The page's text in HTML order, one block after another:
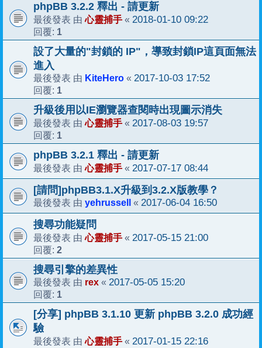
phpBB 3.2.2 釋出 - 請更新
最後發表 由心靈捕手 « 2018-01-10 09:22
回覆: 1
設了大量的"封鎖的 IP"，導致封鎖IP這頁面無法
進入
最後發表 由 KiteHero « 2017-10-03 17:52
回覆: 1
升級後用以IE瀏覽器查閱時出現圖示消失
最後發表 由心靈捕手 « 2017-08-03 19:57
回覆: 1
phpBB 3.2.1 釋出 - 請更新
最後發表 由心靈捕手 « 2017-07-17 08:44
[請問]phpBB3.1.X升級到3.2.X版教學？
最後發表 由 yehrussell « 2017-06-04 16:50
搜尋功能疑問
最後發表 由心靈捕手 « 2017-05-15 21:00
回覆: 2
搜尋引擎的差異性
最後發表 由 rex « 2017-05-05 15:20
回覆: 1
[分享] phpBB 3.1.10 更新 phpBB 3.2.0 成功經
驗
最後發表 由心靈捕手 « 2017-01-15 22:16